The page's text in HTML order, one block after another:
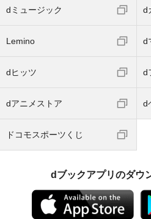
dミュージック d
Lemino d
dヒッツ d
dアニメストア d
ドコモスポーツくじ
dブックアプリのダウ